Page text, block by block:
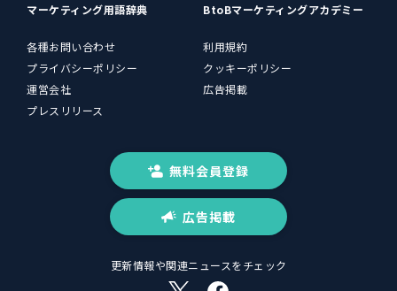
マーケティング用語辞典
BtoBマーケティングアカデミー
各種お問い合わせ
利用規約
プライバシーポリシー
クッキーポリシー
運営会社
広告掲載
プレスリリース
無料会員登録
広告掲載
更新情報や関連ニュースをチェック